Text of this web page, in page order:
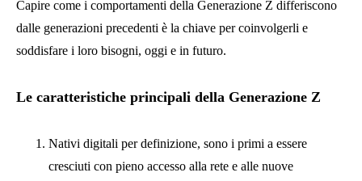
Capire come i comportamenti della Generazione Z differiscono
dalle generazioni precedenti è la chiave per coinvolgerli e
soddisfare i loro bisogni, oggi e in futuro.
Le caratteristiche principali della Generazione Z
Nativi digitali per definizione, sono i primi a essere
cresciuti con pieno accesso alla rete e alle nuove